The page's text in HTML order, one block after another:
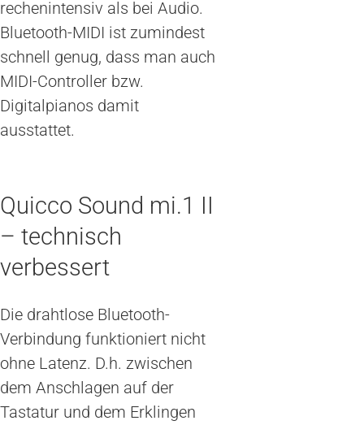
rechenintensiv als bei Audio.
Bluetooth-MIDI ist zumindest
schnell genug, dass man auch
MIDI-Controller bzw.
Digitalpianos damit
ausstattet.
Quicco Sound mi.1 II
– technisch
verbessert
Die drahtlose Bluetooth-
Verbindung funktioniert nicht
ohne Latenz. D.h. zwischen
dem Anschlagen auf der
Tastatur und dem Erklingen